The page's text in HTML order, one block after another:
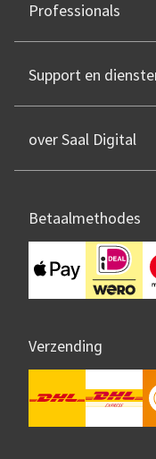
Professionals
Support en
over Saal Digital
Betaalmethodes
Verzending